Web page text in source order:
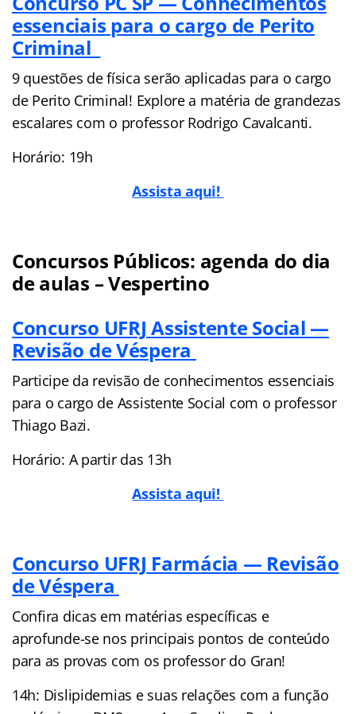
essenciais para o cargo de Perito
Criminal
9 questões de física serão aplicadas para o cargo
de Perito Criminal! Explore a matéria de grandezas
escalares com o professor Rodrigo Cavalcanti.
Horário: 19h
Assista aqui!
Concursos Públicos: agenda do dia
de aulas – Vespertino
Concurso UFRJ Assistente Social —
Revisão de Véspera
Participe da revisão de conhecimentos essenciais
para o cargo de Assistente Social com o professor
Thiago Bazi.
Horário: A partir das 13h
Assista aqui!
Concurso UFRJ Farmácia — Revisão
de Véspera
Confira dicas em matérias específicas e
aprofunde-se nos principais pontos de conteúdo
para as provas com os professor do Gran!
14h: Dislipidemias e suas relações com a função